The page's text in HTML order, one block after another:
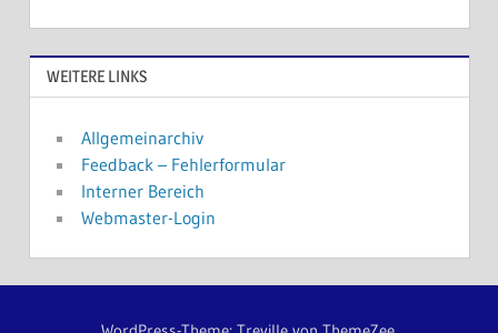
WEITERE LINKS
Allgemeinarchiv
Feedback – Fehlerformular
Interner Bereich
Webmaster-Login